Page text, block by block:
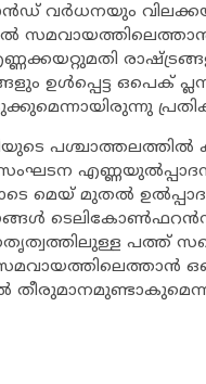
വര്‍ധനയും
എണ്ണക്കയറ്റുമതി
ഉള്‍പ്പെട്ട ഒപെക്
എണ്ണയുല്‍പ്പാദനം
മെയ് മുതല്‍
പത്ത് സഖ്യ